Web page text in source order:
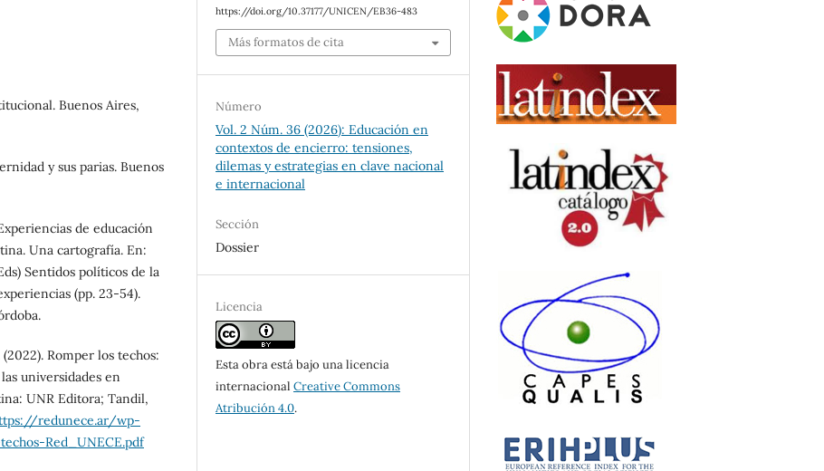
Buenos Aires,
y sus parias. Buenos
de educación
Una cartografía. En:
Sentidos políticos de la
(pp. 23-54).
Romper los techos:
universidades en
UNR Editora; Tandil,
redunece.ar/wp-
Red_UNECE.pdf
https://doi.org/10.37177/UNICEN/EB36-483
Más formatos de cita
Número
Vol. 2 Núm. 36 (2026): Educación en
contextos de encierro: tensiones,
dilemas y estrategias en clave nacional
e internacional
Sección
Dossier
Licencia
Esta obra está bajo una licencia
internacionalCreative Commons
Atribución 4.0.